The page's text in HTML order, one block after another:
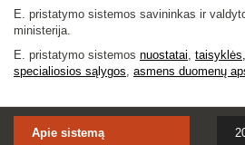
E. pristatymo sistemos savininkas ir
ministerija.
E. pristatymo sistemos nuostatai taisyklės,
specialiosios sąlygos asmens duomenų
Apie sistemą